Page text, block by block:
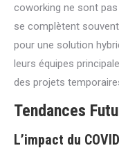
coworking ne sont
se complètent
pour une solution
leurs équipes
des projets
Tendances
L’impact du